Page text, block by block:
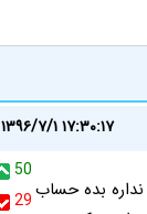
۱۳۹۶/۷/۱ ۱۷:۳۰:۱۷
50
29بده حساب